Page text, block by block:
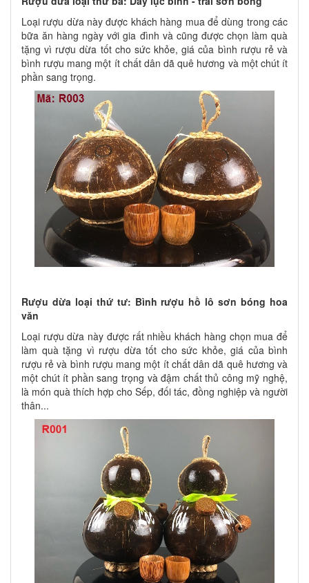
Loại rượu dừa này được khách hàng mua để dùng trong các
bữa ăn hàng ngày với gia đình và cũng được chọn làm quà
tặng vì rượu dừa tốt cho sức khỏe, giá của bình rượu rẻ và
bình rượu mang một ít chất dân dã quê hương và một chút ít
phần sang trọng.
Rượu dừa loại thứ tư: Bình rượu hồ lô sơn bóng hoa
văn
Loại rượu dừa này được rất nhiều khách hàng chọn mua để
làm quà tặng vì rượu dừa tốt cho sức khỏe, giá của bình
rượu rẻ và bình rượu mang một ít chất dân dã quê hương và
một chút ít phần sang trọng và đậm chất thủ công mỹ nghệ,
là món quà thích hợp cho Sếp, đối tác, đồng nghiệp và người
thân...